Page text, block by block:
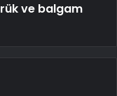
ve balgam